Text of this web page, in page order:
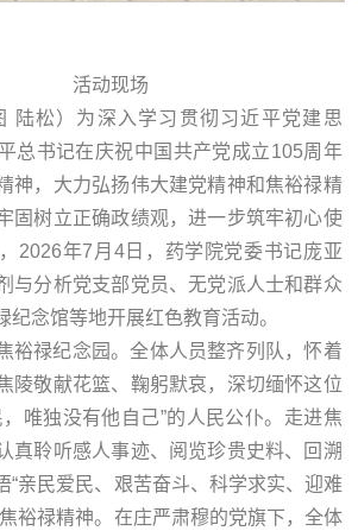
活动现场
陆松）为深入学习贯彻习近平党建思
总书记在庆祝中国共产党成立105周年
神，大力弘扬伟大建党精神和焦裕禄精
固树立正确政绩观，进一步筑牢初心使
2026年7月4日，药学院党委书记庞亚
与分析党支部党员、无党派人士和群众
纪念馆等地开展红色教育活动。
裕禄纪念园。全体人员整齐列队，怀着
陵敬献花篮、鞠躬默哀，深切缅怀这位
唯独没有他自己”的人民公仆。走进焦
真聆听感人事迹、阅览珍贵史料、回溯
“亲民爱民、艰苦奋斗、科学求实、迎难
裕禄精神。在庄严肃穆的党旗下，全体